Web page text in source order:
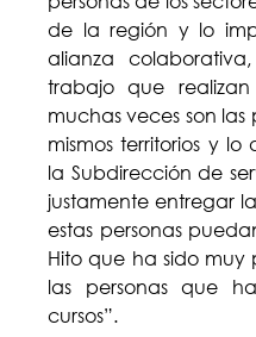
de la región y lo
alianza
trabajo que
muchas veces son las
mismos territorios y
la Subdirección de
justamente entregar
estas personas
Hito que ha sido muy
las personas que
cursos”.